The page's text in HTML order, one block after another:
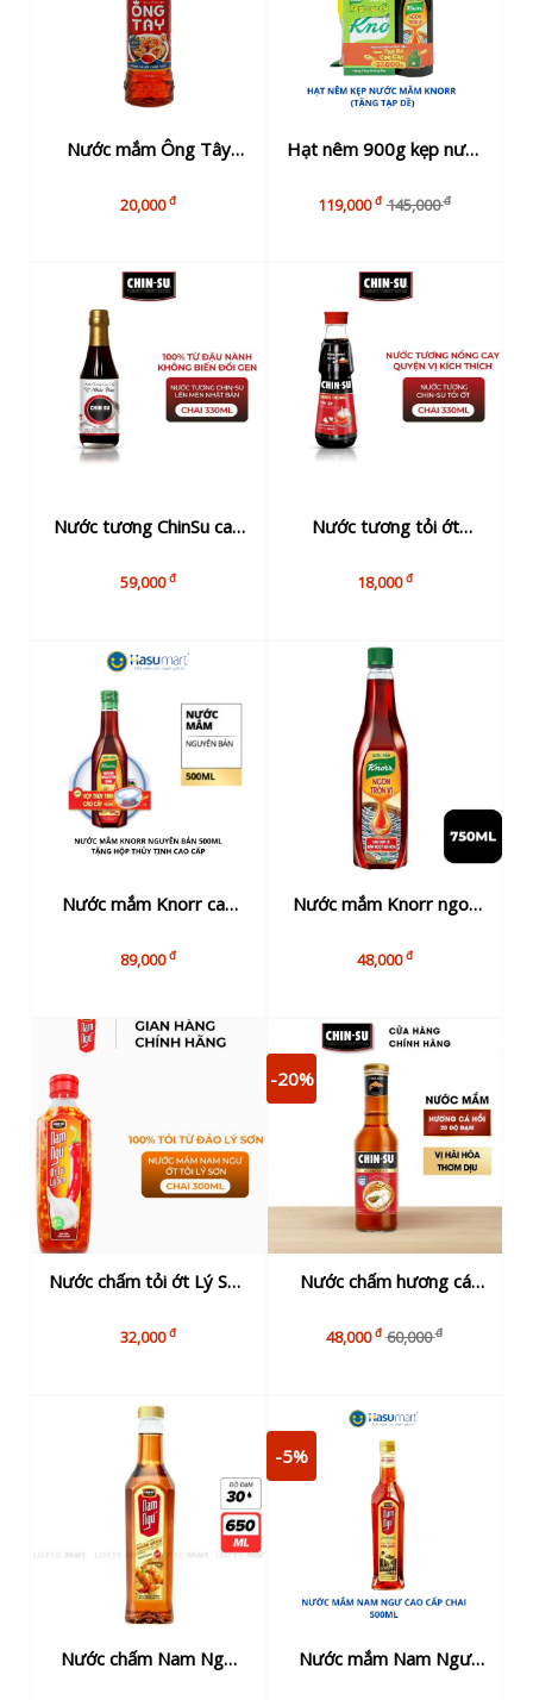
Nước mắm Ông Tây
20,000đ
Hạt nêm 900g kẹp nước
(Tặng tạp dề)
119,000đ 145,000đ
Nước tương ChinSu cao
59,000đ
Nước tương tỏi ớt
18,000đ
Nước mắm Knorr cao
tinh 500ml
89,000đ
Nước mắm Knorr ngon
750ml
48,000đ
Nước chấm tỏi ớt Lý Sơn
32,000đ
-20%
Nước chấm hương cá
48,000đ 60,000đ
Nước chấm Nam Ngư
-5%
Nước mắm Nam Ngư